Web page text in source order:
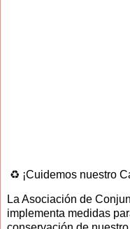
♻️ ¡Cuidemos nuestro
La Asociación de
implementa medidas